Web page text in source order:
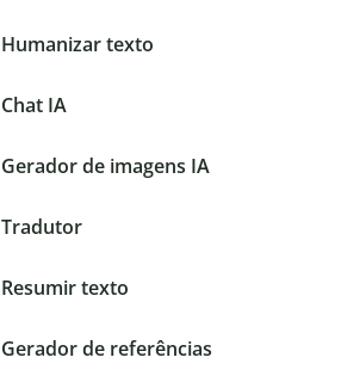
Humanizar texto
Chat IA
Gerador de imagens IA
Tradutor
Resumir texto
Gerador de referências